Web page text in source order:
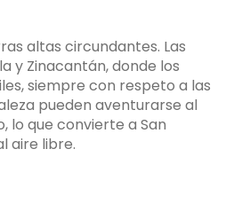
altas circundantes. Las
y Zinacantán, donde los
siempre con respeto a las
pueden aventurarse al
lo que convierte a San
aire libre.